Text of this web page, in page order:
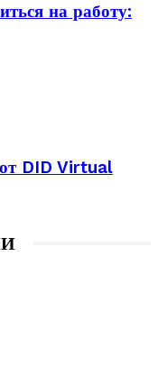
на работу:
DID Virtual